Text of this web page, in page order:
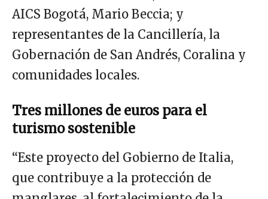
AICS Bogotá, Mario Beccia; y
representantes de la Cancillería, la
Gobernación de San Andrés, Coralina y
comunidades locales.
Tres millones de euros para el
turismo sostenible
“Este proyecto del Gobierno de Italia,
que contribuye a la protección de